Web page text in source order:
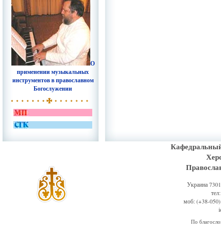
О
применении музыкальных
инструментов в православном
Богослужении
Украина
моб: (+38-
По